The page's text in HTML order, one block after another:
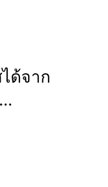
ด้จาก